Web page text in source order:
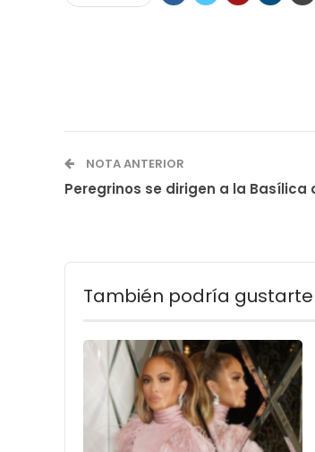
NOTA ANTERIOR
Peregrinos se dirigen a la Basílica
También podría gustarte